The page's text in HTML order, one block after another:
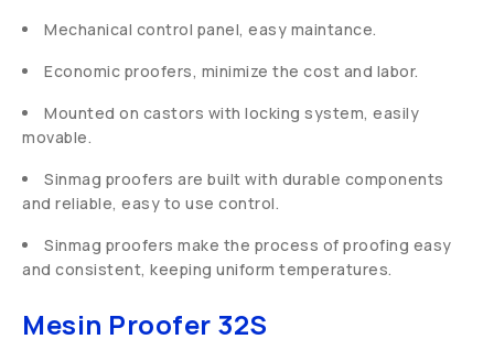
Mechanical control panel, easy maintance.
Economic proofers, minimize the cost and labor.
Mounted on castors with locking system, easily
movable.
Sinmag proofers are built with durable components
and reliable, easy to use control.
Sinmag proofers make the process of proofing easy
and consistent, keeping uniform temperatures.
Mesin Proofer 32S